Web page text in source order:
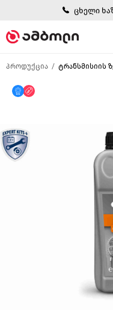
ცხელი
პროდუქცია ტრანსმისიის
მხოლოდ ონლაინ